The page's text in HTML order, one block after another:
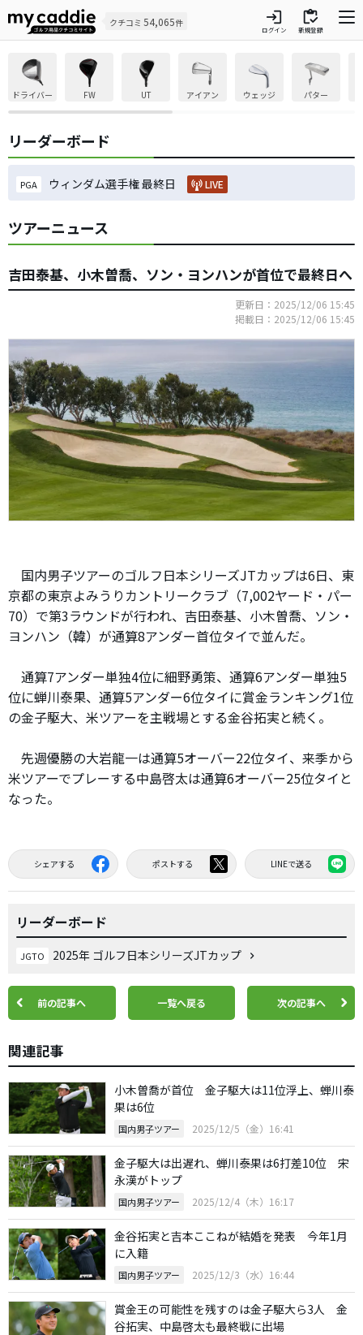
クチコミ 54,065件 login
ログイン
inventory
新規登録
ドライバー FW UT アイアン ウェッジ パター
リーダーボード
PGA ウィンダム選手権 最終日 LIVE
ツアーニュース
吉田泰基、小木曽喬、ソン・ヨンハンが首位で最終日へ
更新日：2025/12/06 15:45
掲載日：2025/12/06 15:45
国内男子ツアーのゴルフ日本シリーズJTカップは6日、東
京都の東京よみうりカントリークラブ（7,002ヤード・パー
70）で第3ラウンドが行われ、吉田泰基、小木曽喬、ソン・
ヨンハン（韓）が通算8アンダー首位タイで並んだ。
通算7アンダー単独4位に細野勇策、通算6アンダー単独5
位に蝉川泰果、通算5アンダー6位タイに賞金ランキング1位
の金子駆大、米ツアーを主戦場とする金谷拓実と続く。
先週優勝の大岩龍一は通算5オーバー22位タイ、来季から
米ツアーでプレーする中島啓太は通算6オーバー25位タイと
なった。
シェアする ポストする LINEで送る
リーダーボード
JGTO 2025年 ゴルフ日本シリーズJTカップ
前の記事へ 一覧へ戻る 次の記事へ
関連記事
小木曽喬が首位 金子駆大は11位浮上、蝉川泰
果は6位
国内男子ツアー 2025/12/5（金）16:41
金子駆大は出遅れ、蝉川泰果は6打差10位 宋
永漢がトップ
国内男子ツアー 2025/12/4（木）16:17
金谷拓実と吉本ここねが結婚を発表 今年1月
に入籍
国内男子ツアー 2025/12/3（水）16:44
賞金王の可能性を残すのは金子駆大ら3人 金
谷拓実、中島啓太も最終戦に出場